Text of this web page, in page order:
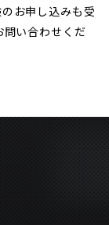
お申し込みも受
問い合わせくだ